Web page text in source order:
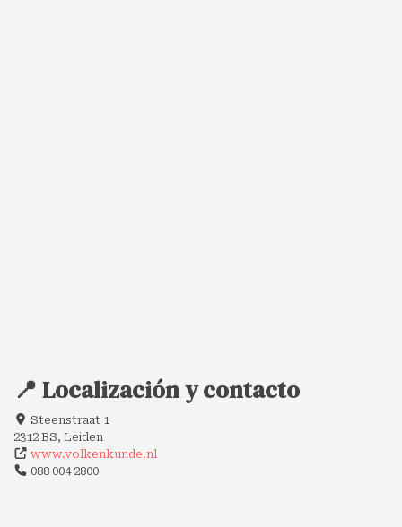
📍 Localización y contacto
Steenstraat 1
2312 BS, Leiden
www.volkenkunde.nl
088 004 2800